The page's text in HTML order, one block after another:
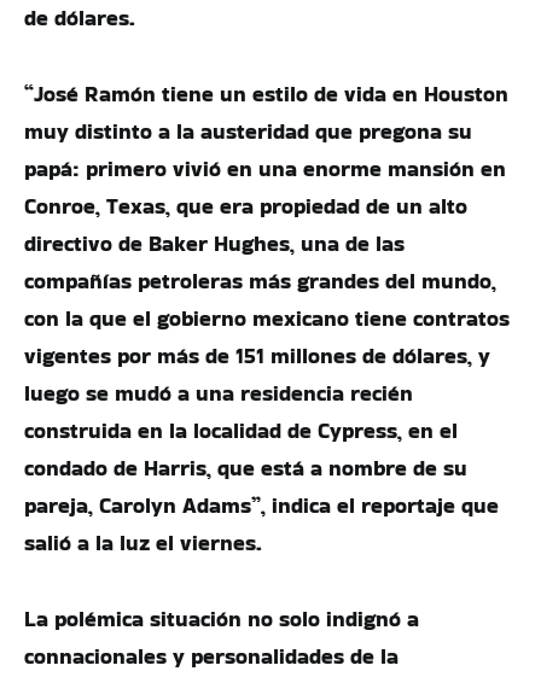
de dólares.
“José Ramón tiene un estilo de vida en Houston
muy distinto a la austeridad que pregona su
papá: primero vivió en una enorme mansión en
Conroe, Texas, que era propiedad de un alto
directivo de Baker Hughes, una de las
compañías petroleras más grandes del mundo,
con la que el gobierno mexicano tiene contratos
vigentes por más de 151 millones de dólares, y
luego se mudó a una residencia recién
construida en la localidad de Cypress, en el
condado de Harris, que está a nombre de su
pareja, Carolyn Adams”, indica el reportaje que
salió a la luz el viernes.
La polémica situación no solo indignó a
connacionales y personalidades de la